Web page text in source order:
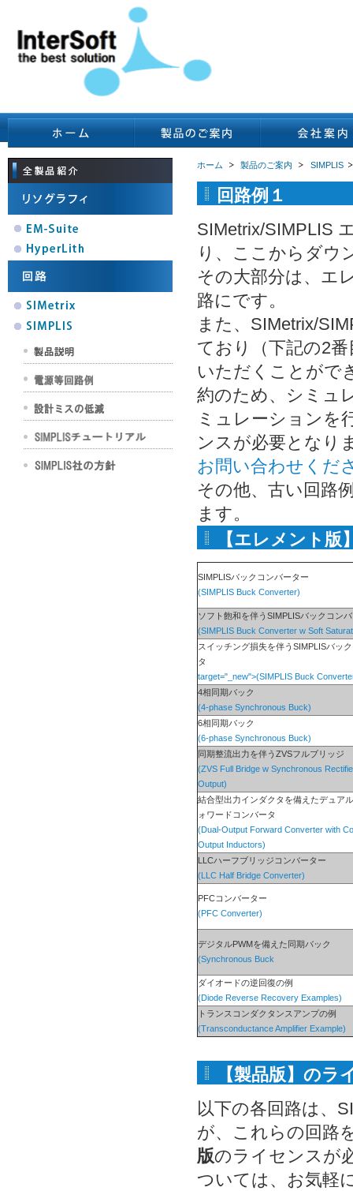
ホーム 製品のご案内 SIMPLIS
回路例１
SIMetrix/SIMPLIS
り、ここからダウ
その大部分は、エ
路にです。
また、SIMetrix/
ており（下記の2
いただくことがで
約のため、シミュ
ミュレーションを
ンスが必要となり
お問い合わせくだ
その他、古い回路
ます。
【エレメント版
SIMPLISバックコンバーター
(SIMPLIS Buck Converter)
ソフト飽和を伴うSIMPLISバックコン
(SIMPLIS Buck Converter w Soft
スイッチング損失を伴うSIMPLISバッ
タ
target="_new">(SIMPLIS Buck
4相同期バック
(4-phase Synchronous Buck)
6相同期バック
(6-phase Synchronous Buck)
同期整流出力を伴うZVSフルブリッジ
(ZVS Full Bridge w Synchronous
Output)
結合型出力インダクタを備えたデュア
ォワードコンバータ
(Dual-Output Forward Converter with
Output Inductors)
LLCハーフブリッジコンバーター
(LLC Half Bridge Converter)
PFCコンバーター
(PFC Converter)
デジタルPWMを備えた同期バック
(Synchronous Buck
ダイオードの逆回復の例
(Diode Reverse Recovery Examples)
トランスコンダクタンスアンプの例
(Transconductance Amplifier Example)
【製品版】のラ
以下の各回路は、
が、これらの回路
版のライセンスが
ついては、お気軽